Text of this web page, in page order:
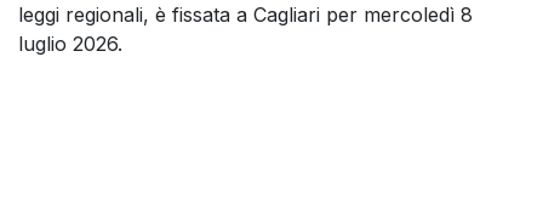
leggi regionali, è fissata a Cagliari per mercoledì 8
luglio 2026.